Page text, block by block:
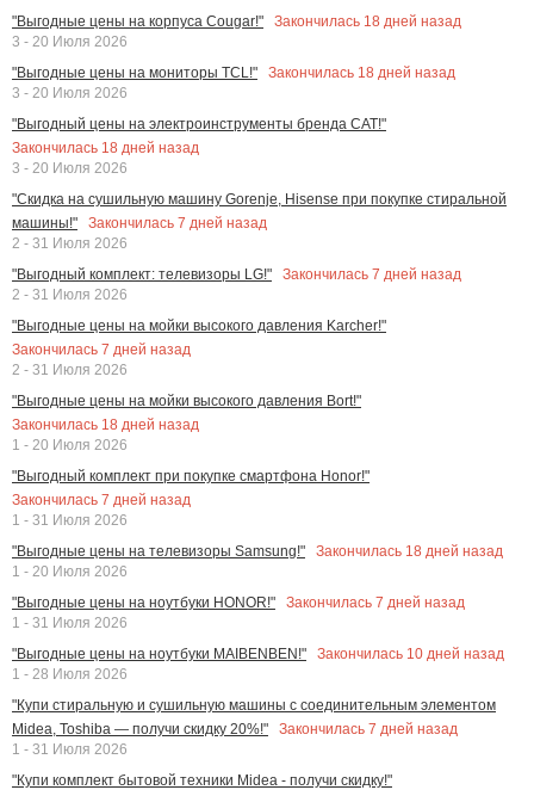
"Выгодные цены на корпуса Cougar!"
Закончилась 18 дней назад
3 - 20 Июля 2026
"Выгодные цены на мониторы TCL!"
Закончилась 18 дней назад
3 - 20 Июля 2026
"Выгодный цены на электроинструменты бренда CAT!"
Закончилась 18 дней назад
3 - 20 Июля 2026
"Скидка на сушильную машину Gorenje, Hisense при покупке стиральной
машины!"
Закончилась 7 дней назад
2 - 31 Июля 2026
"Выгодный комплект: телевизоры LG!"
Закончилась 7 дней назад
2 - 31 Июля 2026
"Выгодные цены на мойки высокого давления Karcher!"
Закончилась 7 дней назад
2 - 31 Июля 2026
"Выгодные цены на мойки высокого давления Bort!"
Закончилась 18 дней назад
1 - 20 Июля 2026
"Выгодный комплект при покупке смартфона Honor!"
Закончилась 7 дней назад
1 - 31 Июля 2026
"Выгодные цены на телевизоры Samsung!"
Закончилась 18 дней назад
1 - 20 Июля 2026
"Выгодные цены на ноутбуки HONOR!"
Закончилась 7 дней назад
1 - 31 Июля 2026
"Выгодные цены на ноутбуки MAIBENBEN!"
Закончилась 10 дней назад
1 - 28 Июля 2026
"Купи стиральную и сушильную машины с соединительным элементом
Midea, Toshiba — получи скидку 20%!"
Закончилась 7 дней назад
1 - 31 Июля 2026
"Купи комплект бытовой техники Midea - получи скидку!"